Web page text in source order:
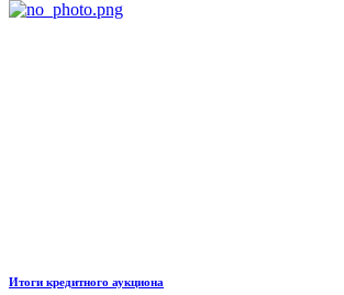
Итоги кредитного аукциона